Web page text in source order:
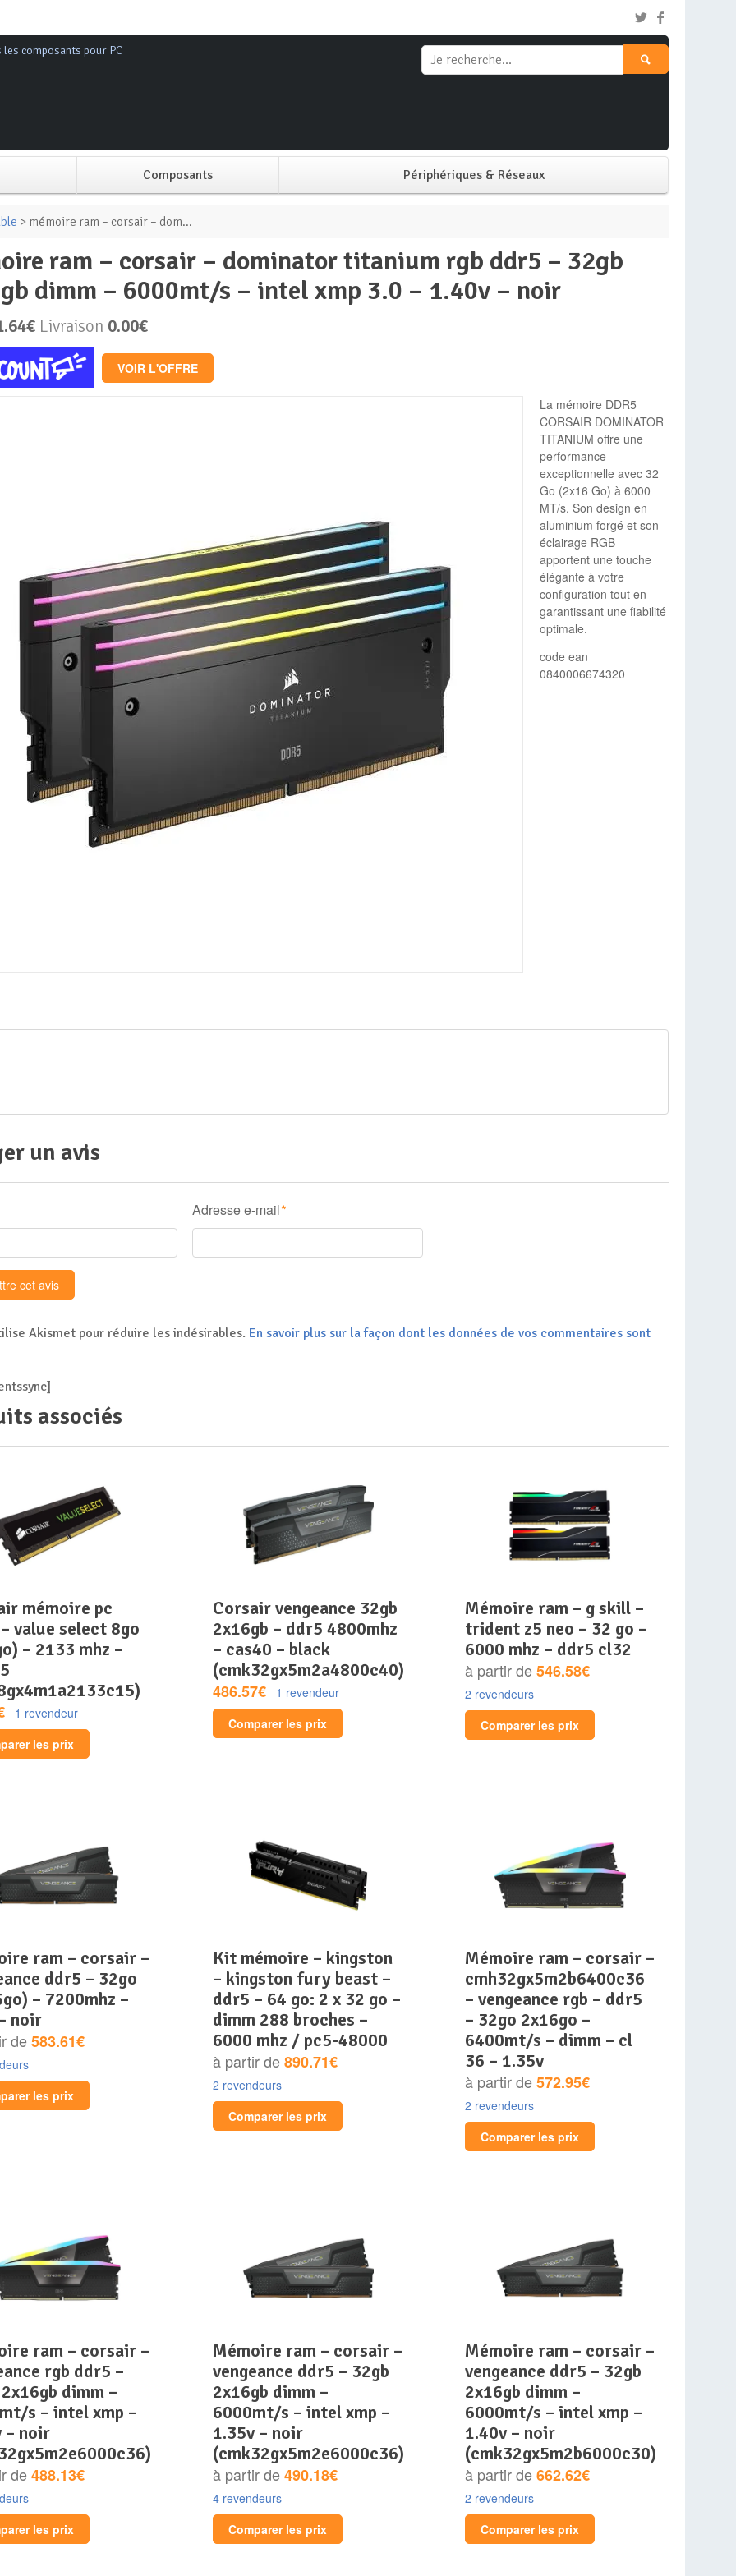
les composants pour PC
Composants
Alimentation PC
Boitier PC
Carte graphique
Mémoire PC
Périphériques & Réseaux
Ecran PC
Imprimante
> mémoire ram – corsair – dom...
dimm – 6000mt/s – intel xmp 3.0 – 1.40v – noir
Livraison 0.00€
VOIR L'OFFRE
La mémoire DDR5
CORSAIR DOMINATOR
TITANIUM offre une
performance
exceptionnelle avec 32
Go (2x16 Go) à 6000
MT/s. Son design en
aluminium forgé et son
éclairage RGB
apportent une touche
élégante à votre
configuration tout en
garantissant une fiabilité
optimale.
code ean
0840006674320
un avis
Adresse e-mail *
Akismet pour réduire les indésirables. En savoir plus sur la façon dont les données de vos commentaires sont
associés
value select 8go
– 2133 mhz –
1 revendeur
les prix
corsair vengeance 32gb
2x16gb – ddr5 4800mhz
– cas40 – black
(cmk32gx5m2a4800c40)
486.57€
1 revendeur
Comparer les prix
mémoire ram – g skill –
trident z5 neo – 32 go –
6000 mhz – ddr5 cl32
à partir de546.58€
2 revendeurs
Comparer les prix
ddr5 – 32go
– 7200mhz –
noir
de583.61€
les prix
kit mémoire – kingston
– kingston fury beast –
ddr5 – 64 go: 2 x 32 go –
dimm 288 broches –
6000 mhz / pc5-48000
à partir de890.71€
2 revendeurs
Comparer les prix
mémoire ram – corsair –
cmh32gx5m2b6400c36
– vengeance rgb – ddr5
– 32go 2x16go –
6400mt/s – dimm – cl
36 – 1.35v
à partir de572.95€
2 revendeurs
Comparer les prix
rgb ddr5 –
dimm –
s – intel xmp –
– noir
de488.13€
les prix
mémoire ram – corsair –
vengeance ddr5 – 32gb
2x16gb dimm –
6000mt/s – intel xmp –
1.35v – noir
(cmk32gx5m2e6000c36)
à partir de490.18€
4 revendeurs
Comparer les prix
mémoire ram – corsair –
vengeance ddr5 – 32gb
2x16gb dimm –
6000mt/s – intel xmp –
1.40v – noir
(cmk32gx5m2b6000c30)
à partir de662.62€
2 revendeurs
Comparer les prix